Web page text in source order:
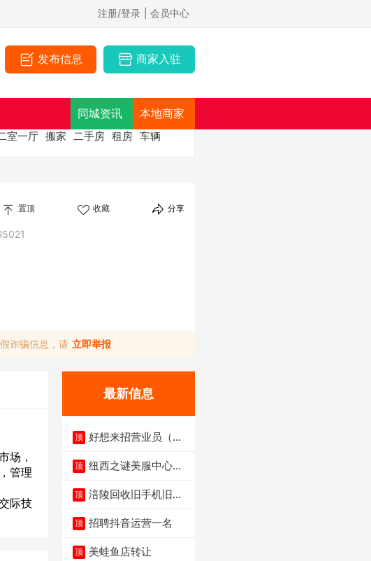
注册/登录 | 会员中心
发布信息 商家入驻
同城资讯 本地商家
室一厅 搬家 二手房 租房 车辆
置顶 收藏 分享
诈骗信息，请 立即举报
场，
管理
际技
最新信息
顶 好想来招营业员（不
顶 纽西之谜美服中心招
顶 涪陵回收旧手机旧电
顶 招聘抖音运营一名
顶 美蛙鱼店转让